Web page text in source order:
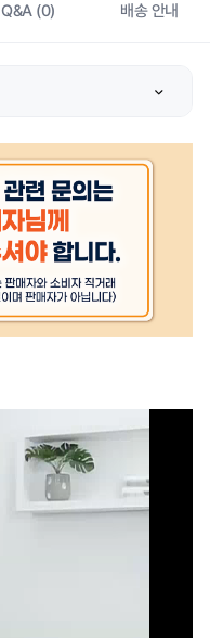
Q&A (0) 배송 안내